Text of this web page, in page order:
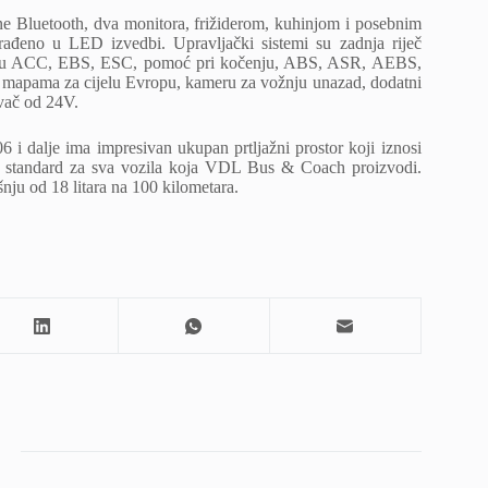
Bluetooth, dva monitora, frižiderom, kuhinjom i posebnim
u LED izvedbi. Upravljački sistemi su zadnja riječ
ACC, EBS, ESC, pomoć pri kočenju, ABS, ASR, AEBS,
za cijelu Evropu, kameru za vožnju unazad, dodatni
od 24V.
i dalje ima impresivan ukupan prtljažni prostor koji iznosi
za sva vozila koja VDL Bus & Coach proizvodi.
od 18 litara na 100 kilometara.